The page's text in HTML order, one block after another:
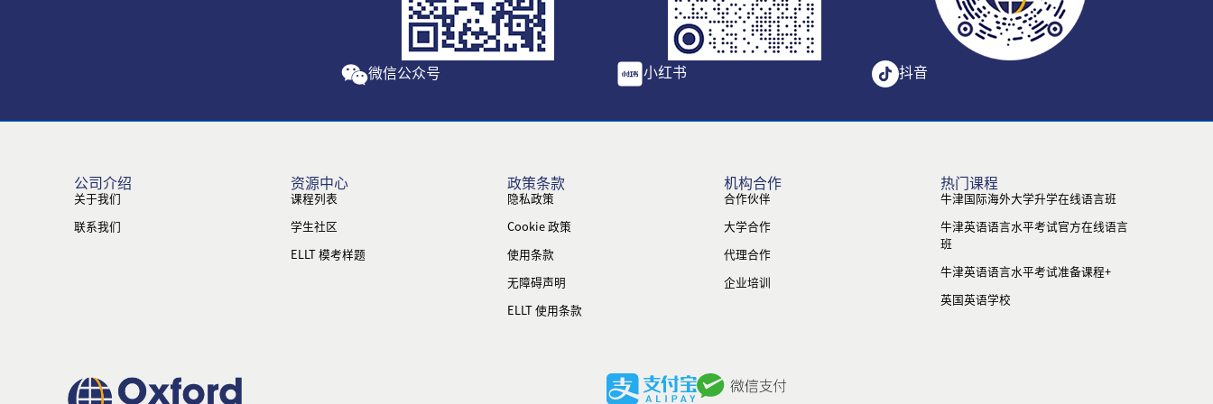
微信公众号 小红书 抖音
公司介绍
关于我们
联系我们
资源中心
课程列表
学生社区
ELLT 模考样题
政策条款
隐私政策
Cookie 政策
使用条款
无障碍声明
ELLT 使用条款
机构合作
合作伙伴
大学合作
代理合作
企业培训
热门课程
牛津国际海外大学升学在线语言班
牛津英语语言水平考试官方在线语言
班
牛津英语语言水平考试准备课程+
英国英语学校